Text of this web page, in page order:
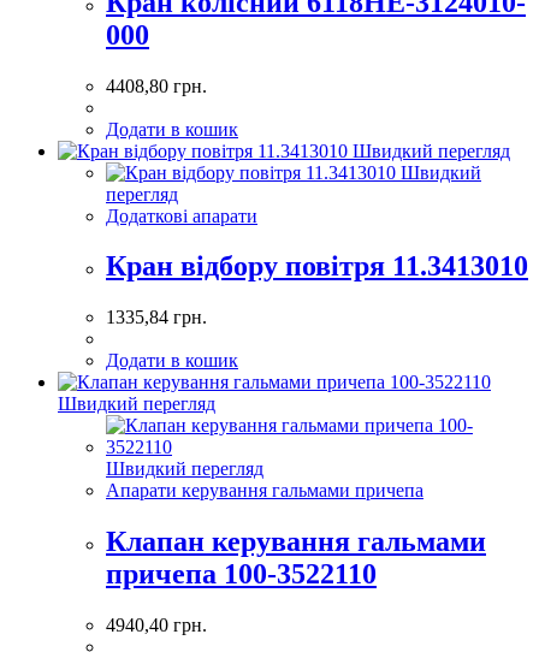
000
4408,80 грн.
Додати в кошик
Швидкий перегляд
Швидкий
перегляд
Додаткові апарати
Кран відбору повітря 11.3413010
1335,84 грн.
Додати в кошик
Швидкий перегляд
Швидкий перегляд
Апарати керування гальмами причепа
Клапан керування гальмами
причепа 100-3522110
4940,40 грн.